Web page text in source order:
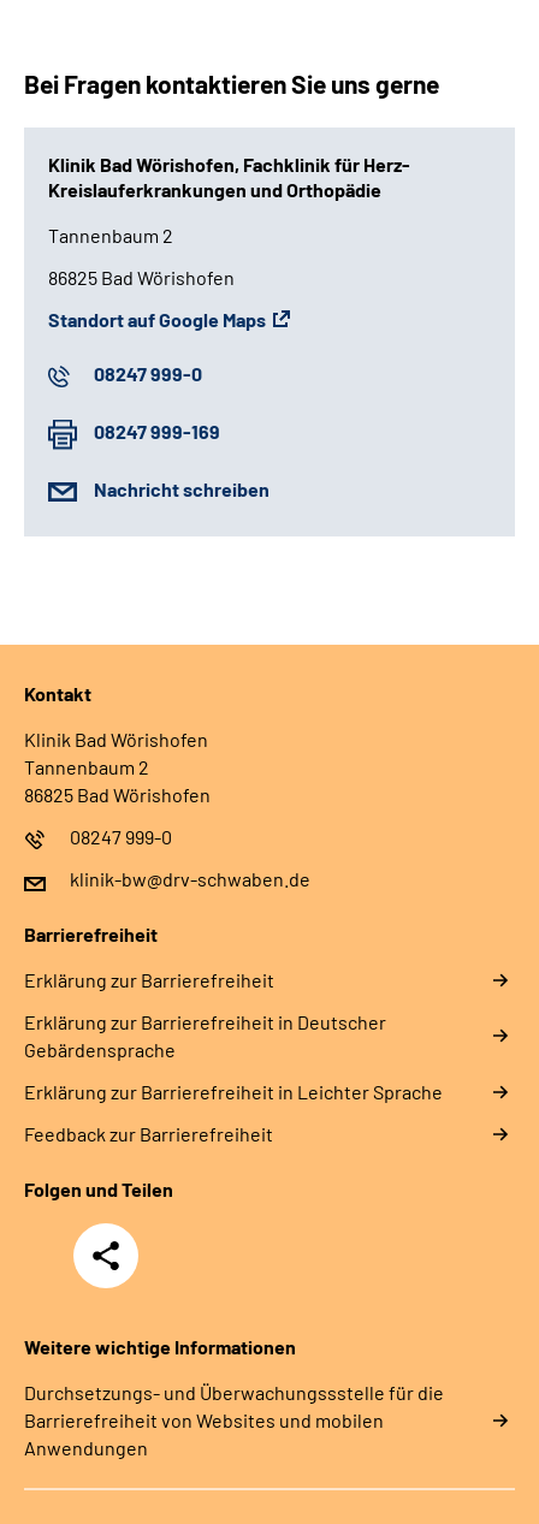
Bei Fragen kontaktieren Sie uns gerne
Klinik Bad Wörishofen, Fachklinik für Herz-
Kreislauferkrankungen und Orthopädie
Tannenbaum 2
86825 Bad Wörishofen
Standort auf Google Maps
08247 999-0
08247 999-169
Nachricht schreiben
Kontakt
Klinik Bad Wörishofen
Tannenbaum 2
86825 Bad Wörishofen
08247 999-0
klinik-bw@drv-schwaben.de
Barrierefreiheit
Erklärung zur Barrierefreiheit
Erklärung zur Barrierefreiheit in Deutscher
Gebärdensprache
Erklärung zur Barrierefreiheit in Leichter Sprache
Feedback zur Barrierefreiheit
Folgen und Teilen
Teilen
Weitere wichtige Informationen
Durchsetzungs- und Überwachungssstelle für die
Barrierefreiheit von Websites und mobilen
Anwendungen